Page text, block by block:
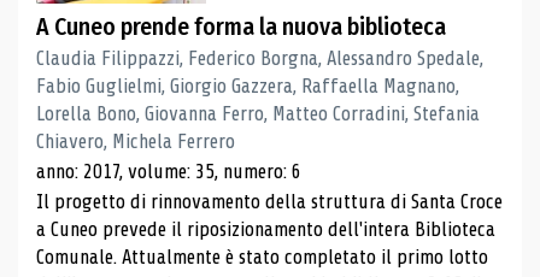
A Cuneo prende forma la nuova biblioteca
Claudia Filippazzi, Federico Borgna, Alessandro Spedale,
Fabio Guglielmi, Giorgio Gazzera, Raffaella Magnano,
Lorella Bono, Giovanna Ferro, Matteo Corradini, Stefania
Chiavero, Michela Ferrero
anno: 2017, volume: 35, numero: 6
Il progetto di rinnovamento della struttura di Santa Croce
a Cuneo prevede il riposizionamento dell'intera Biblioteca
Comunale. Attualmente è stato completato il primo lotto